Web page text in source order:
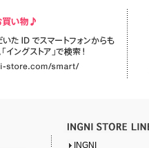
INGNI